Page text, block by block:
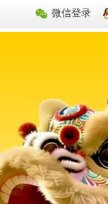
微信登录